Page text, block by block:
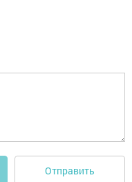
Отправить